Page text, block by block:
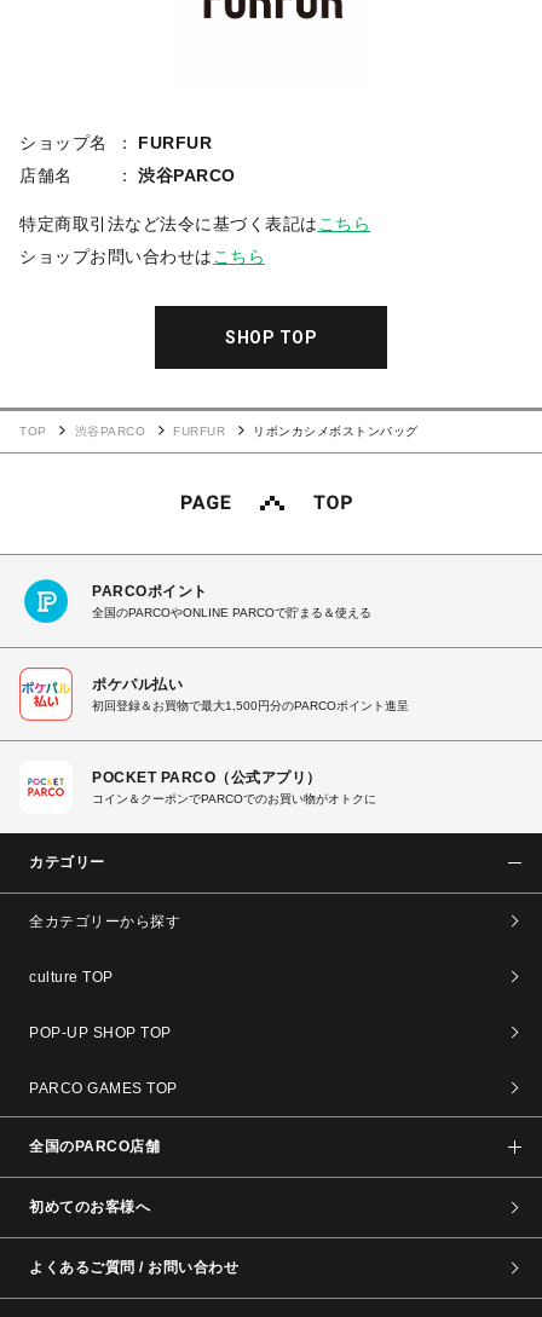
ショップ名
FURFUR
店舗名
渋谷PARCO
特定商取引法など法令に基づく表記は こちら
ショップお問い合わせは こちら
SHOP TOP
TOP 渋谷PARCO FURFUR リボンカシメボストンバッグ
PARCOポイント
全国のPARCOやONLINE PARCOで貯まる＆使える
ポケパル払い
初回登録＆お買物で最大1,500円分のPARCOポイント進呈
POCKET PARCO（公式アプリ）
コイン＆クーポンでPARCOでのお買い物がオトクに
カテゴリー
全カテゴリーから探す
culture TOP
POP-UP SHOP TOP
PARCO GAMES TOP
全国のPARCO店舗
初めてのお客様へ
よくあるご質問 / お問い合わせ